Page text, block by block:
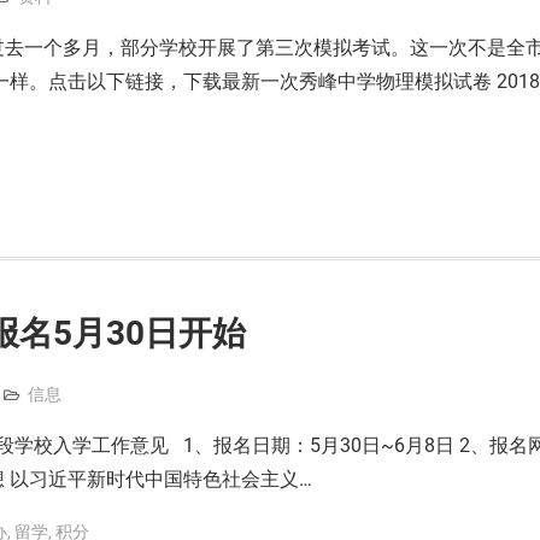
一个多月，部分学校开展了第三次模拟考试。这一次不是全
。点击以下链接，下载最新一次秀峰中学物理模拟试卷 2018
名5月30日开始
信息
学校入学工作意见 1、报名日期：5月30日~6月8日 2、报名
习近平新时代中国特色社会主义…
, 留学, 积分